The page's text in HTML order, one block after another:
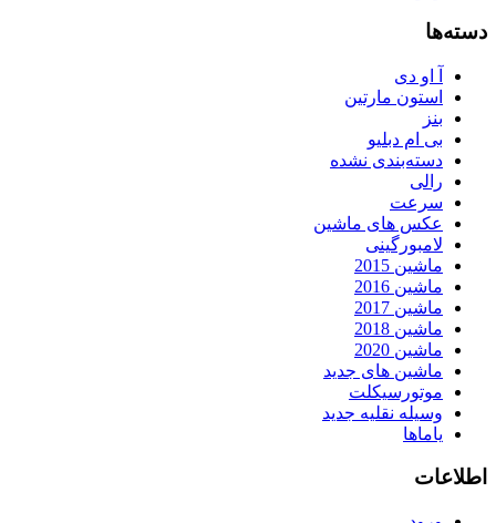
دسته‌ها
آ او دی
استون مارتین
بنز
بی ام دبلیو
دسته‌بندی نشده
رالی
سرعت
عکس های ماشین
لامبورگینی
ماشین 2015
ماشین 2016
ماشین 2017
ماشین 2018
ماشین 2020
ماشین های جدید
موتورسیکلت
وسیله نقلیه جدید
یاماها
اطلاعات